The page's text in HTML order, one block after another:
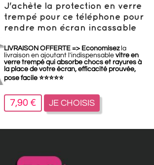
J'achète la protection en verre
trempé pour ce téléphone pour
rendre mon écran incassable
LIVRAISON OFFERTE => Economisezla
livraison en ajoutant l'indispensable vitre en
verre trempé qui absorbe chocs et rayures à
la place de votre écran, efficacité prouvée,
pose facile ⭐⭐⭐⭐⭐
7,90 € JE CHOISIS